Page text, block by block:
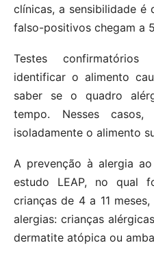
clínicas, a sensibilidade é
falso-positivos chegam a
Testes
identificar o alimento
saber se o quadro
tempo. Nesses
isoladamente o alimento
A prevenção à alergia
estudo LEAP, no qual
crianças de 4 a 11
alergias: crianças
dermatite atópica ou